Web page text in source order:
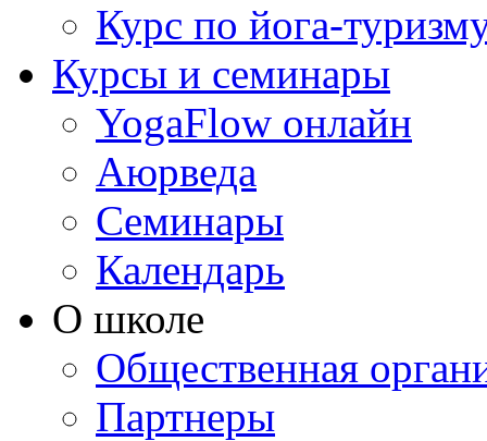
Курс по йога-
Курсы и семинары
YogaFlow онлайн
Аюрведа
Семинары
Календарь
О школе
Общественная
Партнеры